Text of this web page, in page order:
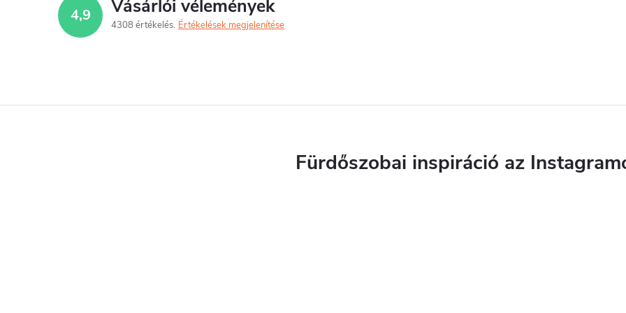
4,9 Vásárlói vélemények
4308 értékelés Értékelések megjelenítése
Fürdőszobai inspiráció az